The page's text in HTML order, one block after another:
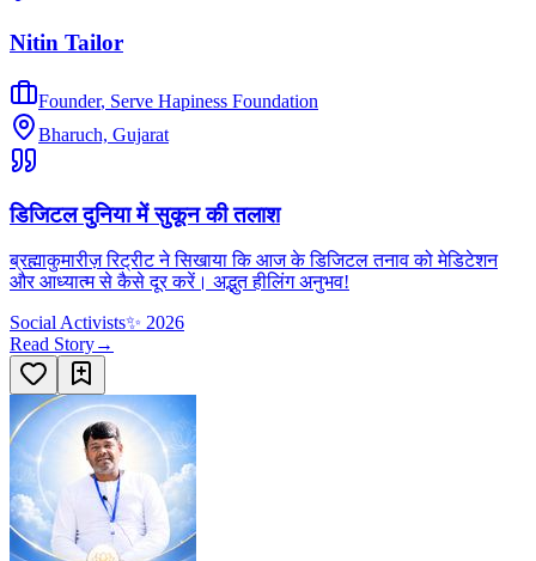
Nitin Tailor
Founder, Serve Hapiness Foundation
Bharuch, Gujarat
डिजिटल दुनिया में सुकून की तलाश
ब्रह्माकुमारीज़ रिट्रीट ने सिखाया कि आज के डिजिटल तनाव को मेडिटेशन
और आध्यात्म से कैसे दूर करें। अद्भुत हीलिंग अनुभव!
Social Activists✨ 2026
Read Story→